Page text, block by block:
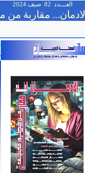
العـــدد 82 صيف 2024
مقاربة